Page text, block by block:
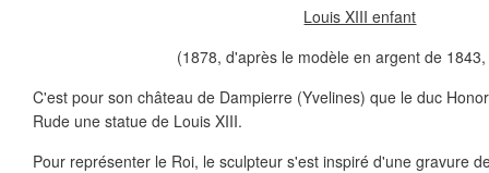
Louis XIII enfant
(1878, d'après le modèle en argent de
C'est pour son château de Dampierre (Yvelines) que le duc
Rude une statue de Louis XIII.
Pour représenter le Roi, le sculpteur s'est inspiré d'une gravure